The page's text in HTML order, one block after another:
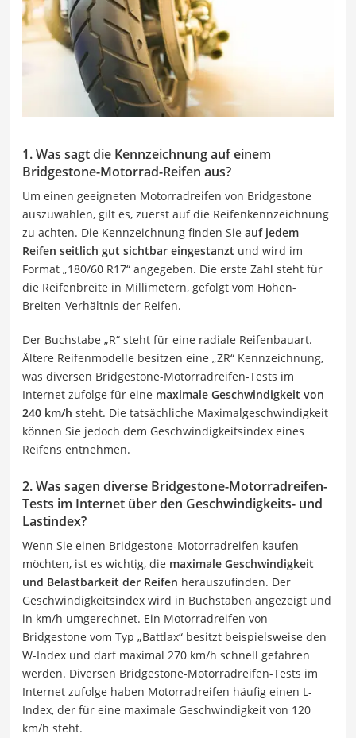
1. Was sagt die Kennzeichnung auf einem
Bridgestone-Motorrad-Reifen aus?
Um einen geeigneten Motorradreifen von Bridgestone
auszuwählen, gilt es, zuerst auf die Reifenkennzeichnung
zu achten. Die Kennzeichnung finden Sie auf jedem
Reifen seitlich gut sichtbar eingestanzt und wird im
Format „180/60 R17“ angegeben. Die erste Zahl steht für
die Reifenbreite in Millimetern, gefolgt vom Höhen-
Breiten-Verhältnis der Reifen.
Der Buchstabe „R“ steht für eine radiale Reifenbauart.
Ältere Reifenmodelle besitzen eine „ZR“ Kennzeichnung,
was diversen Bridgestone-Motorradreifen-Tests im
Internet zufolge für eine maximale Geschwindigkeit von
240 km/h steht. Die tatsächliche Maximalgeschwindigkeit
können Sie jedoch dem Geschwindigkeitsindex eines
Reifens entnehmen.
2. Was sagen diverse Bridgestone-Motorradreifen-
Tests im Internet über den Geschwindigkeits- und
Lastindex?
Wenn Sie einen Bridgestone-Motorradreifen kaufen
möchten, ist es wichtig, die maximale Geschwindigkeit
und Belastbarkeit der Reifen herauszufinden. Der
Geschwindigkeitsindex wird in Buchstaben angezeigt und
in km/h umgerechnet. Ein Motorradreifen von
Bridgestone vom Typ „Battlax“ besitzt beispielsweise den
W-Index und darf maximal 270 km/h schnell gefahren
werden. Diversen Bridgestone-Motorradreifen-Tests im
Internet zufolge haben Motorradreifen häufig einen L-
Index, der für eine maximale Geschwindigkeit von 120
km/h steht.